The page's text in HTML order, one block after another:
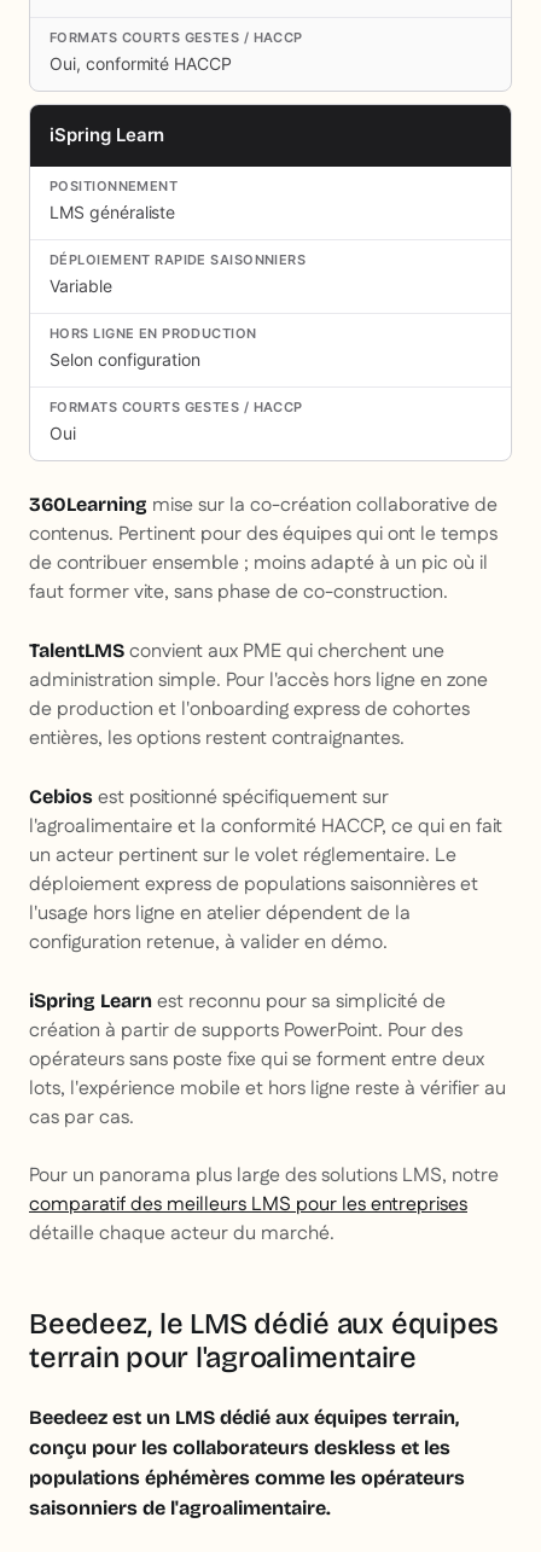
Oui, conformité HACCP
iSpring Learn
LMS généraliste
Variable
Selon configuration
Oui
360Learning mise sur la co-création collaborative de
contenus. Pertinent pour des équipes qui ont le temps
de contribuer ensemble ; moins adapté à un pic où il
faut former vite, sans phase de co-construction.
TalentLMS convient aux PME qui cherchent une
administration simple. Pour l'accès hors ligne en zone
de production et l'onboarding express de cohortes
entières, les options restent contraignantes.
Cebios est positionné spécifiquement sur
l'agroalimentaire et la conformité HACCP, ce qui en fait
un acteur pertinent sur le volet réglementaire. Le
déploiement express de populations saisonnières et
l'usage hors ligne en atelier dépendent de la
configuration retenue, à valider en démo.
iSpring Learn est reconnu pour sa simplicité de
création à partir de supports PowerPoint. Pour des
opérateurs sans poste fixe qui se forment entre deux
lots, l'expérience mobile et hors ligne reste à vérifier au
cas par cas.
Pour un panorama plus large des solutions LMS, notre
comparatif des meilleurs LMS pour les entreprises
détaille chaque acteur du marché.
Beedeez, le LMS dédié aux équipes
terrain pour l'agroalimentaire
Beedeez est un LMS dédié aux équipes terrain,
conçu pour les collaborateurs deskless et les
populations éphémères comme les opérateurs
saisonniers de l'agroalimentaire.